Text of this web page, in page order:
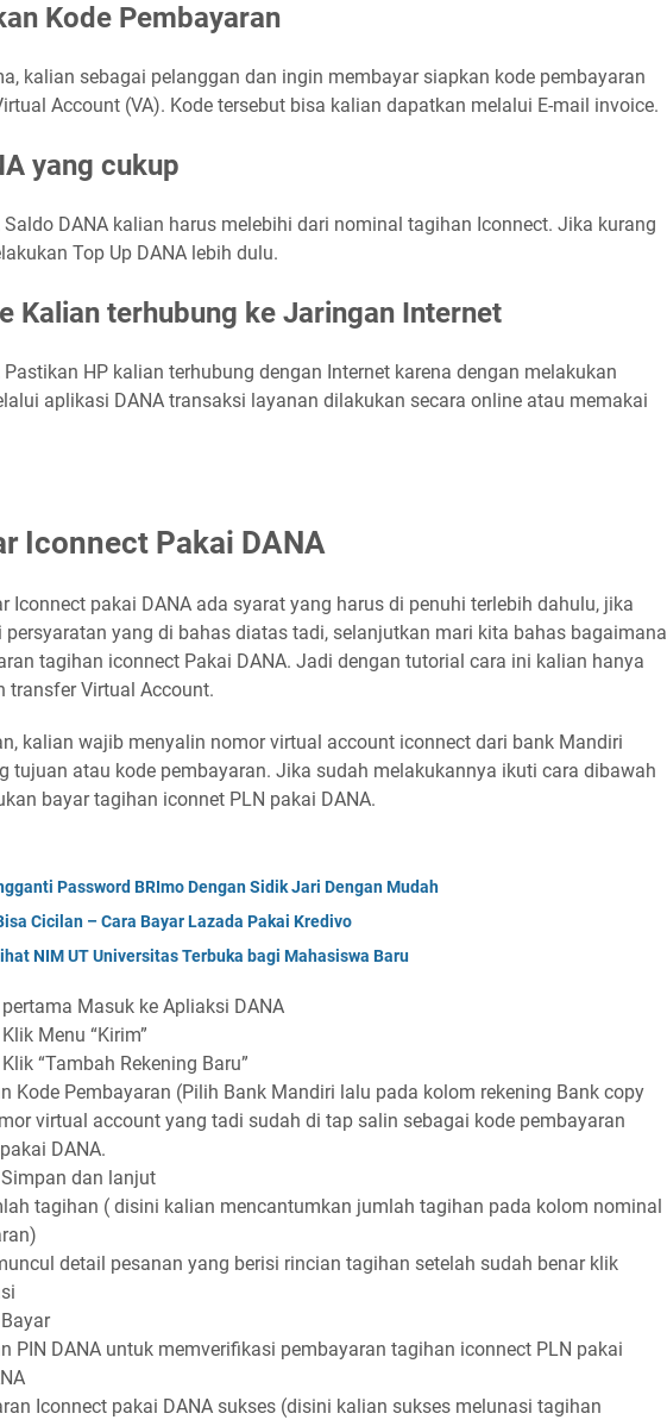
Kode Pembayaran
kalian sebagai pelanggan dan ingin membayar siapkan kode pembayaran
Account (VA). Kode tersebut bisa kalian dapatkan melalui E-mail invoice.
yang cukup
Saldo DANA kalian harus melebihi dari nominal tagihan Iconnect. Jika kurang
Top Up DANA lebih dulu.
Kalian terhubung ke Jaringan Internet
HP kalian terhubung dengan Internet karena dengan melakukan
aplikasi DANA transaksi layanan dilakukan secara online atau memakai
Iconnect Pakai DANA
Iconnect pakai DANA ada syarat yang harus di penuhi terlebih dahulu, jika
persyaratan yang di bahas diatas tadi, selanjutkan mari kita bahas bagaimana
tagihan iconnect Pakai DANA. Jadi dengan tutorial cara ini kalian hanya
transfer Virtual Account.
kalian wajib menyalin nomor virtual account iconnect dari bank Mandiri
tujuan atau kode pembayaran. Jika sudah melakukannya ikuti cara dibawah
bayar tagihan iconnet PLN pakai DANA.
Password BRImo Dengan Sidik Jari Dengan Mudah
Cicilan – Cara Bayar Lazada Pakai Kredivo
NIM UT Universitas Terbuka bagi Mahasiswa Baru
Masuk ke Apliaksi DANA
Menu “Kirim”
“Tambah Rekening Baru”
Kode Pembayaran (Pilih Bank Mandiri lalu pada kolom rekening Bank copy
virtual account yang tadi sudah di tap salin sebagai kode pembayaran
DANA.
dan lanjut
tagihan ( disini kalian mencantumkan jumlah tagihan pada kolom nominal
detail pesanan yang berisi rincian tagihan setelah sudah benar klik
PIN DANA untuk memverifikasi pembayaran tagihan iconnect PLN pakai
Iconnect pakai DANA sukses (disini kalian sukses melunasi tagihan